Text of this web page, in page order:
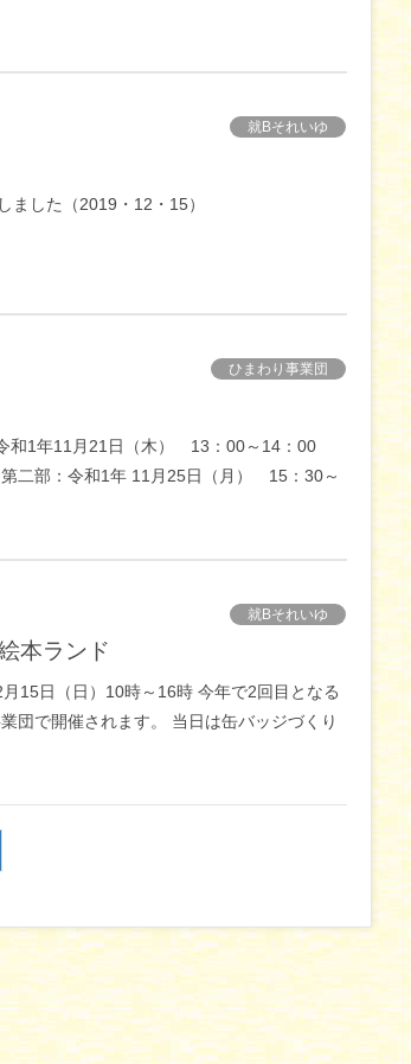
就Bそれいゆ
ました（2019・12・15）
ひまわり事業団
和1年11月21日（木） 13：00～14：00
二部：令和1年 11月25日（月） 15：30～
就Bそれいゆ
本ランド
15日（日）10時～16時 今年で2回目となる
団で開催されます。 当日は缶バッジづくり